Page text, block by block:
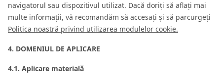
navigatorul sau dispozitivul utilizat. Dacă doriți să aflați mai
multe informații, vă recomandăm să accesați și să parcurgeți
Politica noastră privind utilizarea modulelor cookie.
4. DOMENIUL DE APLICARE
4.1. Aplicare materială